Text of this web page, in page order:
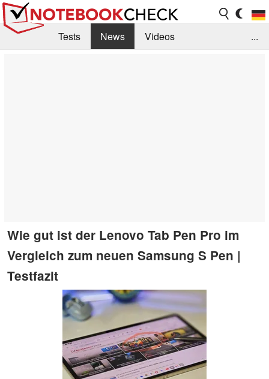
Tests News
Videos
...
Wie gut ist der Lenovo Tab Pen Pro im
Vergleich zum neuen Samsung S Pen |
Testfazit